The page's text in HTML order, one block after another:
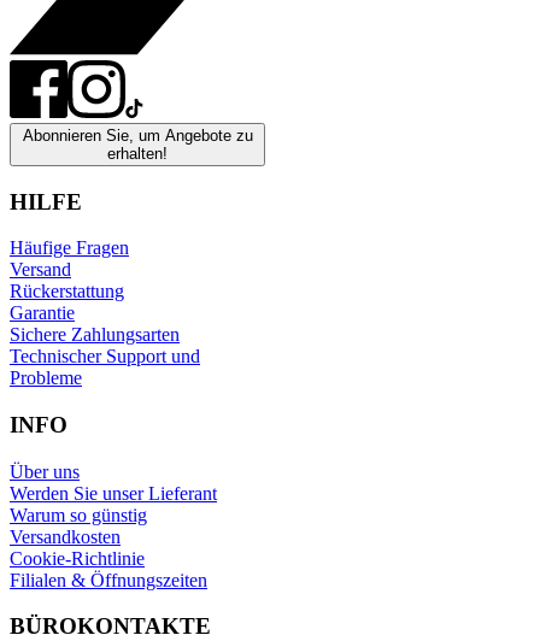
Abonnieren Sie, um Angebote zu
erhalten!
HILFE
Häufige Fragen
Versand
Rückerstattung
Garantie
Sichere Zahlungsarten
Technischer Support und
Probleme
INFO
Über uns
Werden Sie unser Lieferant
Warum so günstig
Versandkosten
Cookie-Richtlinie
Filialen & Öffnungszeiten
BÜROKONTAKTE